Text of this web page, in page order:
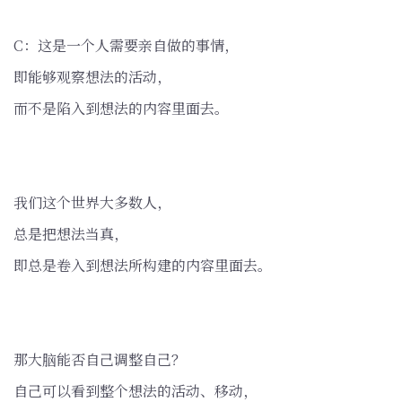
C：这是一个人需要亲自做的事情，
即能够观察想法的活动，
而不是陷入到想法的内容里面去。
我们这个世界大多数人，
总是把想法当真，
即总是卷入到想法所构建的内容里面去。
那大脑能否自己调整自己？
自己可以看到整个想法的活动、移动，